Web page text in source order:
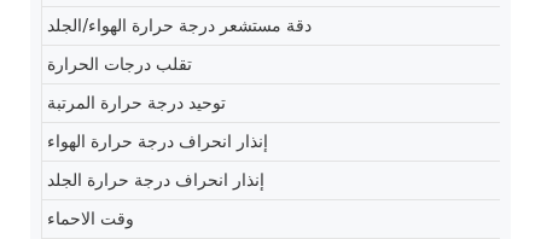
دقة مستشعر درجة حرارة الهواء/الجلد
تقلب درجات الحرارة
توحيد درجة حرارة المرتبة
إنذار انحراف درجة حرارة الهواء
إنذار انحراف درجة حرارة الجلد
وقت الاحماء